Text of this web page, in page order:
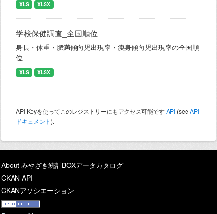
XLS XLSX
学校保健調査_全国順位
身長・体重・肥満傾向児出現率・痩身傾向児出現率の全国順
位
XLS XLSX
API Keyを使ってこのレジストリーにもアクセス可能ですAPI (seeAPI
ドキュメント).
About みやざき統計BOXデータカタログ
CKAN API
CKANアソシエーション